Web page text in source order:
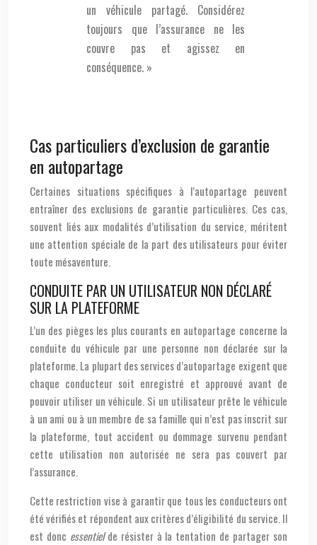
un véhicule partagé. Considérez
toujours que l’assurance ne les
couvre pas et agissez en
conséquence. »
Cas particuliers d’exclusion de garantie
en autopartage
Certaines situations spécifiques à l’autopartage peuvent
entraîner des exclusions de garantie particulières. Ces cas,
souvent liés aux modalités d’utilisation du service, méritent
une attention spéciale de la part des utilisateurs pour éviter
toute mésaventure.
CONDUITE PAR UN UTILISATEUR NON DÉCLARÉ
SUR LA PLATEFORME
L’un des pièges les plus courants en autopartage concerne la
conduite du véhicule par une personne non déclarée sur la
plateforme. La plupart des services d’autopartage exigent que
chaque conducteur soit enregistré et approuvé avant de
pouvoir utiliser un véhicule. Si un utilisateur prête le véhicule
à un ami ou à un membre de sa famille qui n’est pas inscrit sur
la plateforme, tout accident ou dommage survenu pendant
cette utilisation non autorisée ne sera pas couvert par
l’assurance.
Cette restriction vise à garantir que tous les conducteurs ont
été vérifiés et répondent aux critères d’éligibilité du service. Il
est donc essentielde résister à la tentation de partager son